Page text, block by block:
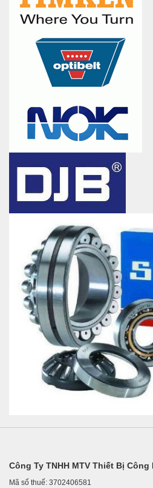
Công Ty TNHH MTV Thiết Bị
Mã số thuế: 3702406581